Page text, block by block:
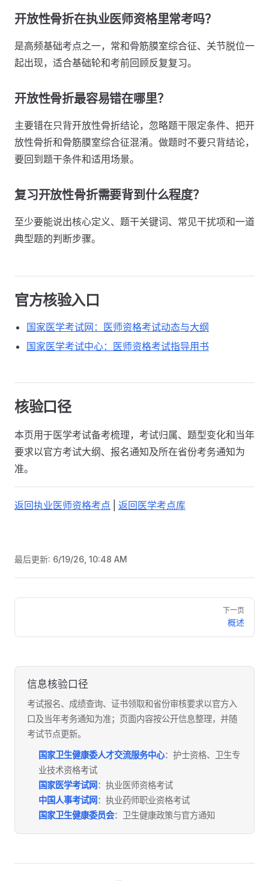
开放性骨折在执业医师资格里常考吗？
是高频基础考点之一，常和骨筋膜室综合征、关节脱位一
起出现，适合基础轮和考前回顾反复复习。
开放性骨折最容易错在哪里？
主要错在只背开放性骨折结论，忽略题干限定条件、把开
放性骨折和骨筋膜室综合征混淆。做题时不要只背结论，
要回到题干条件和适用场景。
复习开放性骨折需要背到什么程度？
至少要能说出核心定义、题干关键词、常见干扰项和一道
典型题的判断步骤。
官方核验入口
国家医学考试网：医师资格考试动态与大纲
国家医学考试中心：医师资格考试指导用书
核验口径
本页用于医学考试备考梳理，考试归属、题型变化和当年
要求以官方考试大纲、报名通知及所在省份考务通知为
准。
返回执业医师资格考点 返回医学考点库
最后更新: 6/19/26, 10:48 AM
Pager
下一页
概述
信息核验口径
考试报名、成绩查询、证书领取和省份审核要求以官方入
口及当年考务通知为准；页面内容按公开信息整理，并随
考试节点更新。
国家卫生健康委人才交流服务中心：护士资格、卫生专
业技术资格考试
国家医学考试网 ：执业医师资格考试
中国人事考试网 ：执业药师职业资格考试
国家卫生健康委员会：卫生健康政策与官方通知